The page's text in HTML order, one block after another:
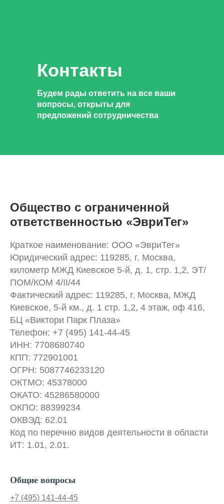
Контакты
Будем рады ответить на все ваши
вопросы, открыты для
предложений сотрудничества
Общество с ограниченной
ответственностью «ЭвриТег»
Краткое наименование: ООО «ЭвриТег»
Юридический адрес: 119285, г. Москва,
километр МЖД Киевское 5-й, д. 1, стр. 1,2, ЭТ/
ПОМ/КОМ 4/II/44
Фактический адрес: 119285, г. Москва, МЖД
Киевское, 5-й км., д. 1 стр. 1,2, 4 этаж, оф 416,
БЦ «Виктори Парк Плаза»
Телефон: +7 (495) 141-44-45
ИНН: 7708680740
КПП: 772901001
ОГРН: 5087746233120
ОКТМО: 45378000
ОКАТО: 45286580000
ОКПО: 88399234
ОКВЭД: 62.01
Код по перечню видов деятельности в области
ИТ: 1.01, 2.01.
Общие вопросы
+7 (495) 141-44-45